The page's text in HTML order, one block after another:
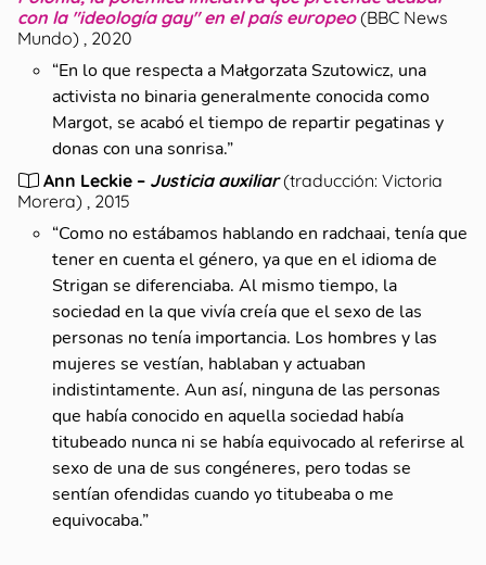
con la "ideología gay" en el país europeo(BBC News
Mundo)
, 2020
“En lo que respecta a Małgorzata Szutowicz, una
activista no binaria generalmente conocida como
Margot, se acabó el tiempo de repartir pegatinas y
donas con una sonrisa.”
Ann Leckie – Justicia auxiliar(traducción: Victoria
Morera)
, 2015
“Como no estábamos hablando en radchaai, tenía que
tener en cuenta el género, ya que en el idioma de
Strigan se diferenciaba. Al mismo tiempo, la
sociedad en la que vivía creía que el sexo de las
personas no tenía importancia. Los hombres y las
mujeres se vestían, hablaban y actuaban
indistintamente. Aun así, ninguna de las personas
que había conocido en aquella sociedad había
titubeado nunca ni se había equivocado al referirse al
sexo de una de sus congéneres, pero todas se
sentían ofendidas cuando yo titubeaba o me
equivocaba.”